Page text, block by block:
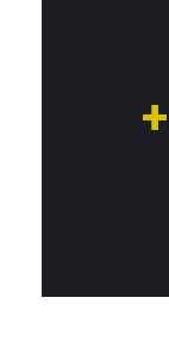
+